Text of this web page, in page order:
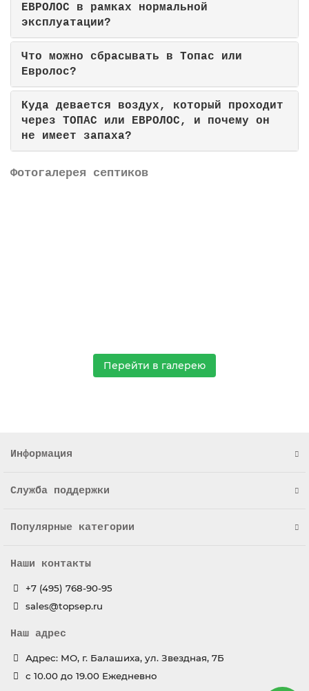
ЕВРОЛОС в рамках нормальной
эксплуатации?
Что можно сбрасывать в Топас или
Евролос?
Куда девается воздух, который проходит
через ТОПАС или ЕВРОЛОС, и почему он
не имеет запаха?
Фотогалерея септиков
Перейти в галерею
Информация
Служба поддержки
Популярные категории
Наши контакты
+7 (495) 768-90-95
sales@topsep.ru
Наш адрес
Адрес: МО, г. Балашиха, ул. Звездная, 7Б
с 10.00 до 19.00 Ежедневно